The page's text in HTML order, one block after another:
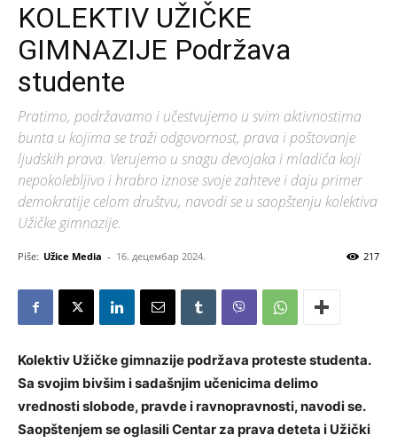
KOLEKTIV UŽIČKE
GIMNAZIJE Podržava
studente
Pratimo, podržavamo i učestvujemo u svim aktivnostima
bunta u kojima se traži odgovornost, prava i poštovanje
ljudskih prava. Verujemo u snagu devojaka i mladića koji
nepokolebljivo i hrabro iznose svoje zahteve i daju primer
demokratije celom društvu, navodi se u saopštenju kolektiva
Užičke gimnazije.
Piše: Užice Media - 16. децембар 2024. 217
Kolektiv Užičke gimnazije podržava proteste studenta.
Sa svojim bivšim i sadašnjim učenicima delimo
vrednosti slobode, pravde i ravnopravnosti, navodi se.
Saopštenjem se oglasili Centar za prava deteta i Užički